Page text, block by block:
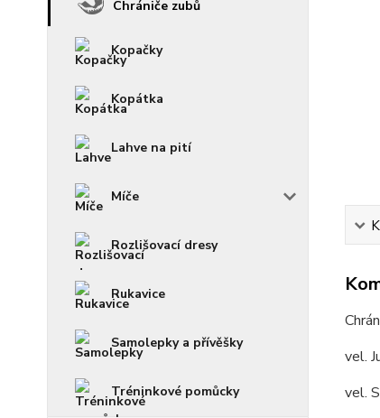
Chrániče zubů
Kopačky
Kopátka
Lahve na pití
Míče
Rozlišovací dresy
Rukavice
Samolepky a přívěšky
Tréninkové pomůcky
vel.
vel.